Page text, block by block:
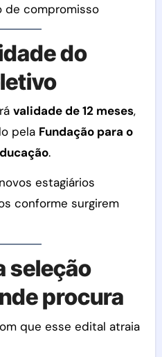
de compromisso
do
validade de 12 meses,
pela Fundação para o
.
estagiários
conforme surgirem
seleção
procura
que esse edital atraia